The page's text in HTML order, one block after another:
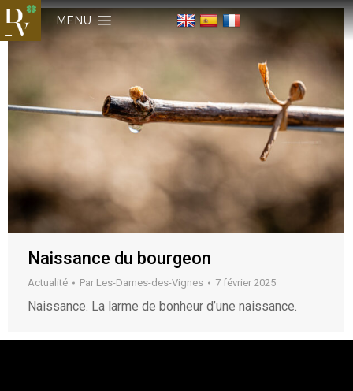
MENU
Naissance du bourgeon
Actualité Par Les-Dames-des-Vignes 7 février 2025
Naissance. La larme de bonheur d’une naissance.